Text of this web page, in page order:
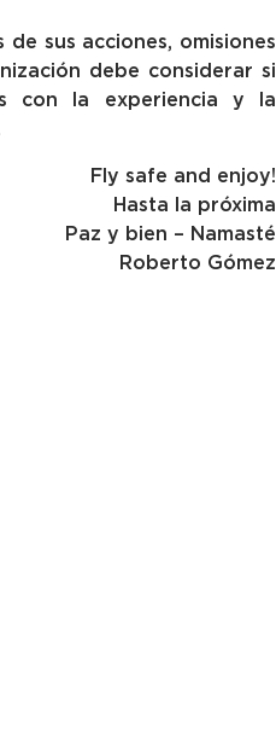
sus acciones, omisiones
debe considerar si
con la experiencia y la
Fly safe and enjoy!
Hasta la próxima
Paz y bien – Namasté
Roberto Gómez